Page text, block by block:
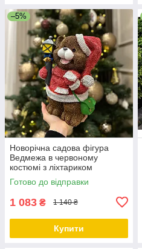
–5%
Новорічна садова фігура
Ведмежа в червоному
костюмі з ліхтариком
(28×18×17 см), новорічна
вулична прикраса
Готово до відправки
1 083 ₴ 1 140 ₴
Купити